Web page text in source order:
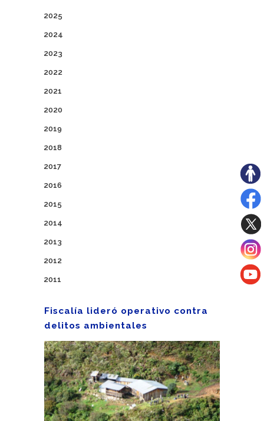
2025
2024
2023
2022
2021
2020
2019
2018
2017
2016
2015
2014
2013
2012
2011
Fiscalía lideró operativo contra
delitos ambientales